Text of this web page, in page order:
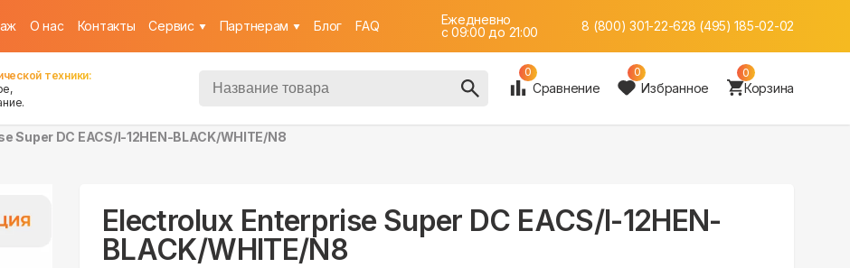
О нас Контакты Cервис Партнерам Блог FAQ
Ежедневно
c 09:00 до 21:00
8 (800) 301-22-628 (495) 185-02-02
техники:
0
Сравнение
0
Избранное
0
Корзина
Super DC EACS/I-12HEN-BLACK/WHITE/N8
Electrolux Enterprise Super DC EACS/I-12HEN-
BLACK/WHITE/N8